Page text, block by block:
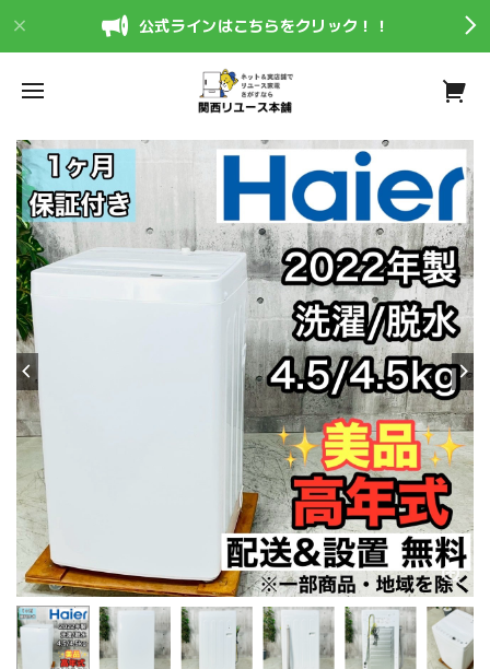
公式ラインはこちらをクリック！！